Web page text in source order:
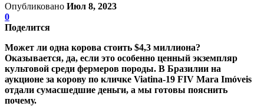
Опубликовано Июл 8, 2023
0
Поделится
Может ли одна корова стоить $4,3 миллиона?
Оказывается, да, если это особенно ценный экземпляр
культовой среди фермеров породы. В Бразилии на
аукционе за корову по кличке Viatina-19 FIV Mara Imóveis
отдали сумасшедшие деньги, а мы готовы пояснить
почему.